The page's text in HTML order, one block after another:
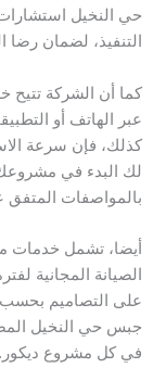
حي النخيل استشارات
التنفيذ، لضمان
كما أن الشركة تتيح
عبر الهاتف أو
كذلك، فإن سرعة
لك البدء في مشروعك
بالمواصفات المتفق
أيضا، تشمل خدمات
الصيانة المجانية
على التصاميم بحسب
جبس حي النخيل
في كل مشروع ديكور.